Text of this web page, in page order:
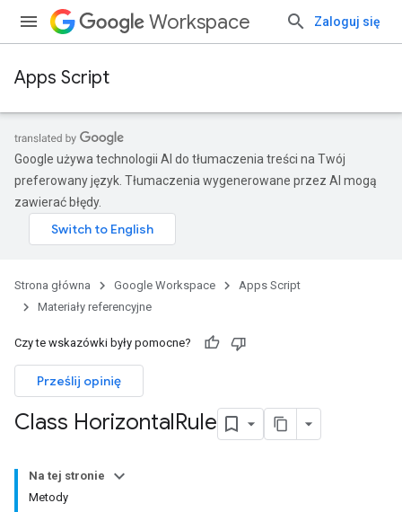
Workspace Zaloguj się
Apps Script
Google używa technologii AI do tłumaczenia treści na Twój
preferowany język. Tłumaczenia wygenerowane przez AI mogą
zawierać błędy.
Strona główna Google Workspace
Apps Script
Materiały referencyjne
Czy te wskazówki były pomocne?
Prześlij opinię
Class HorizontalRule
Na tej stronie
Metody